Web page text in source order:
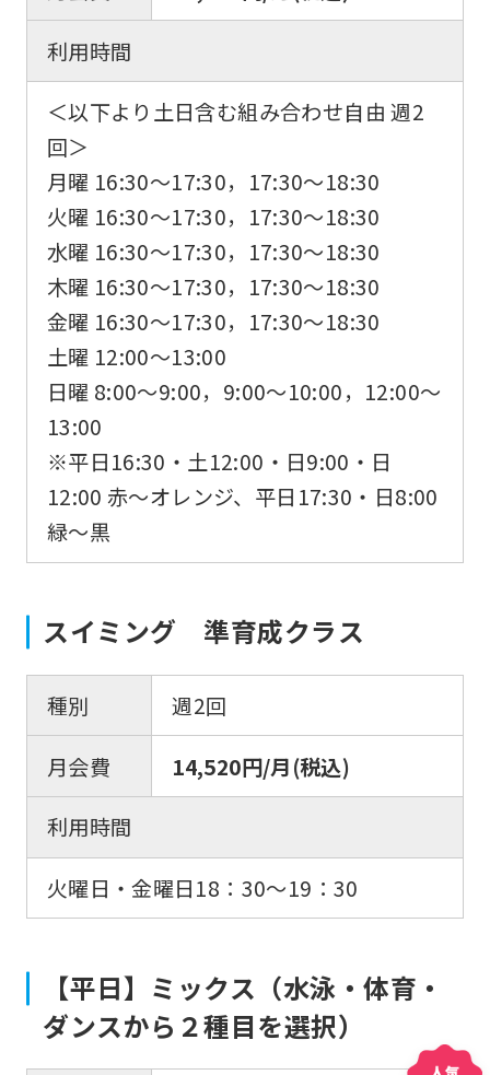
利用時間
＜以下より土日含む組み合わせ自由 週2
回＞
月曜 16:30〜17:30，17:30〜18:30
火曜 16:30〜17:30，17:30〜18:30
水曜 16:30〜17:30，17:30〜18:30
木曜 16:30〜17:30，17:30〜18:30
金曜 16:30〜17:30，17:30〜18:30
土曜 12:00～13:00
日曜 8:00～9:00，9:00～10:00，12:00～
13:00
※平日16:30・土12:00・日9:00・日
12:00 赤～オレンジ、平日17:30・日8:00
緑〜黒
スイミング 準育成クラス
種別
週2回
月会費
14,520円/月(税込)
利用時間
火曜日・金曜日18：30〜19：30
【平日】ミックス（水泳・体育・
ダンスから２種目を選択）
For
foreigners
Central
Sports
official
is
translated
into
Click
link
below
automatic
translation)
to
the
page.
However,